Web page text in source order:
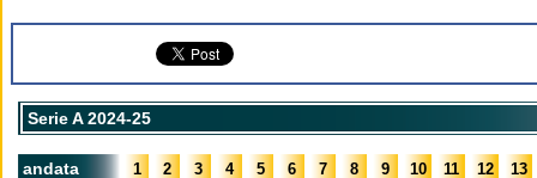
Serie A 2024-25
andata 1 2 3 4 5 6 7 8 9 10 11 12 13